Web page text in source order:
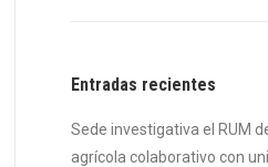
Entradas recientes
Sede investigativa el RUM
agrícola colaborativo con